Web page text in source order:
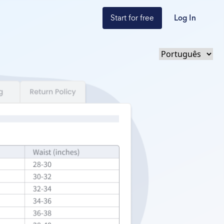
Start for free Log In